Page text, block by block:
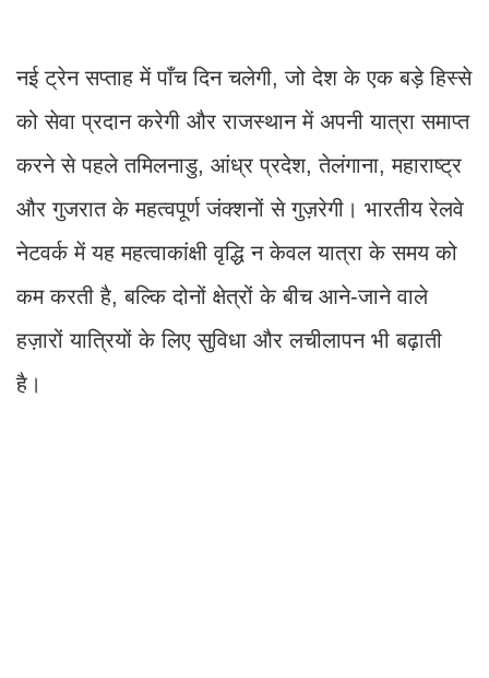
नई ट्रेन सप्ताह में पाँच दिन चलेगी, जो देश के एक बड़े हिस्से
को सेवा प्रदान करेगी और राजस्थान में अपनी यात्रा समाप्त
करने से पहले तमिलनाडु, आंध्र प्रदेश, तेलंगाना, महाराष्ट्र
और गुजरात के महत्वपूर्ण जंक्शनों से गुज़रेगी। भारतीय रेलवे
नेटवर्क में यह महत्वाकांक्षी वृद्धि न केवल यात्रा के समय को
कम करती है, बल्कि दोनों क्षेत्रों के बीच आने-जाने वाले
हज़ारों यात्रियों के लिए सुविधा और लचीलापन भी बढ़ाती
है।